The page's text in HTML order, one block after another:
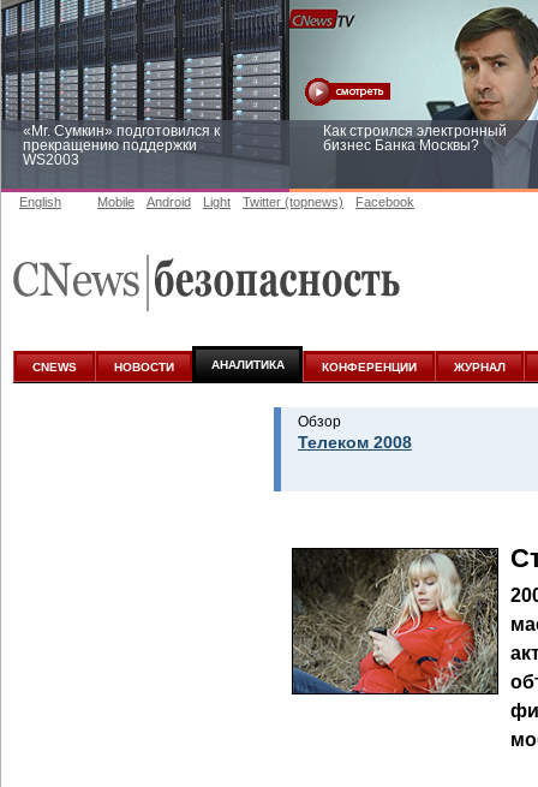
«Mr. Сумкин» подготовился к
прекращению поддержки
WS2003
Как строился электронный
бизнес Банка Москвы?
аналитике
English Mobile Android Light Twitter (topnews) Facebook
CNEWS НОВОСТИ АНАЛИТИКА КОНФЕРЕНЦИИ ЖУРНАЛ
Обзор
Телеком 2008